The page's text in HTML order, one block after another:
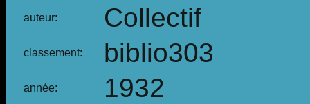
auteur: Collectif
classement: biblio303
année: 1932